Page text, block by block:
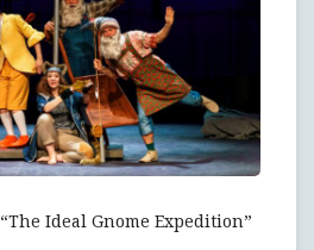
“The Ideal Gnome Expedition”